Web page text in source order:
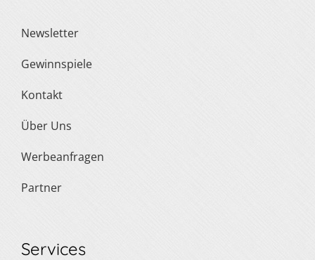
Newsletter
Gewinnspiele
Kontakt
Über Uns
Werbeanfragen
Partner
Services